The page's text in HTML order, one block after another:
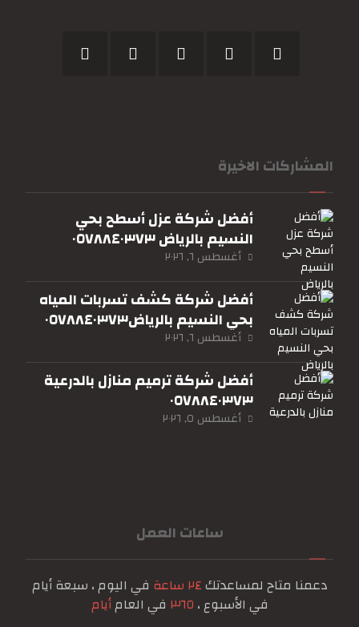
المشاركات الاخيرة
أفضل شركة عزل أسطح بحي
النسيم بالرياض ٠٥٧٨٨٤٠٣٧٣
أغسطس ٦, ٢٠٢٦
أفضل شركة كشف تسربات المياه
بحي النسيم بالرياض٠٥٧٨٨٤٠٣٧٣
أغسطس ٦, ٢٠٢٦
أفضل شركة ترميم منازل بالدرعية
٠٥٧٨٨٤٠٣٧٣
أغسطس ٥, ٢٠٢٦
ساعات العمل
دعمنا متاح لمساعدتك٢٤ ساعة
في اليوم ، سبعة أيام
في الأسبوع ، ٣٦٥ في العامأيام